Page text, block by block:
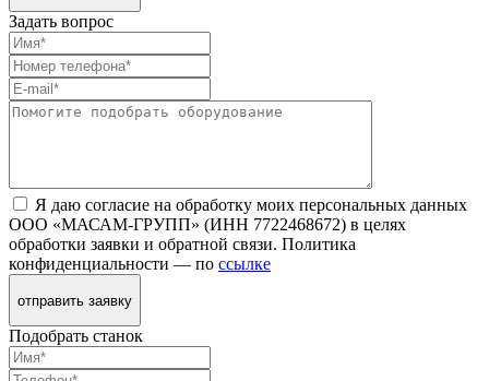
Задать вопрос
Я даю согласие на обработку моих персональных данных
ООО «МАСАМ-ГРУПП» (ИНН 7722468672) в целях
обработки заявки и обратной связи. Политика
конфиденциальности — по ссылке
отправить заявку
Подобрать станок